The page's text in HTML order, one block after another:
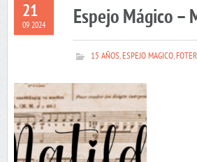
21
09 2024 Espejo Mágico –
15 AÑOS,ESPEJO MAGICO,